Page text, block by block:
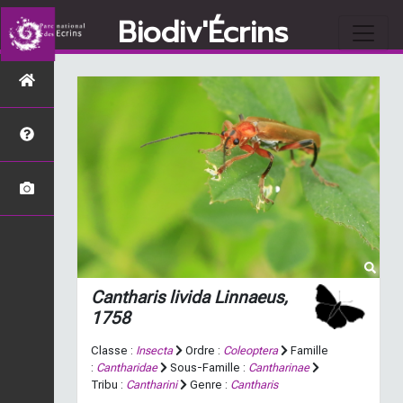
Biodiv'Écrins
Cantharis lividaLinnaeus,
1758
Classe : Insecta Ordre : Coleoptera
Famille
: Cantharidae Sous-Famille : Cantharinae
Tribu : Cantharini Genre : Cantharis